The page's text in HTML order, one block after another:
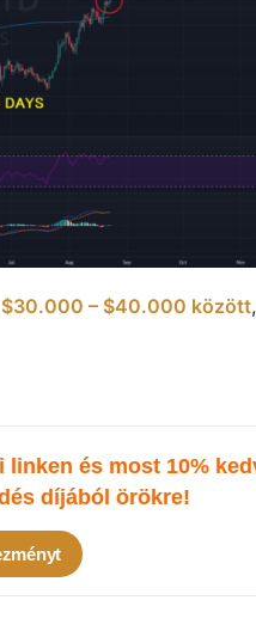
– $40.000 között
és most 10%
díjából örökre!